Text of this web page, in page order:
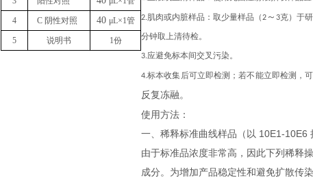
4 C 阴性对照 40 μL×1管
5 说明书 1份
2.肌肉或内脏样品：取少量样品（2 ～3克）于
分钟取上清待检。
3.应避免标本间交叉污染。
4.标本收集后可立即检测；若不能立即检测，
反复冻融。
使用方法：
一、稀释标准曲线样品（以 10E1-10E6
由于标准品浓度非常高，因此下列稀释
成分。为增加产品稳定性和避免扩散传